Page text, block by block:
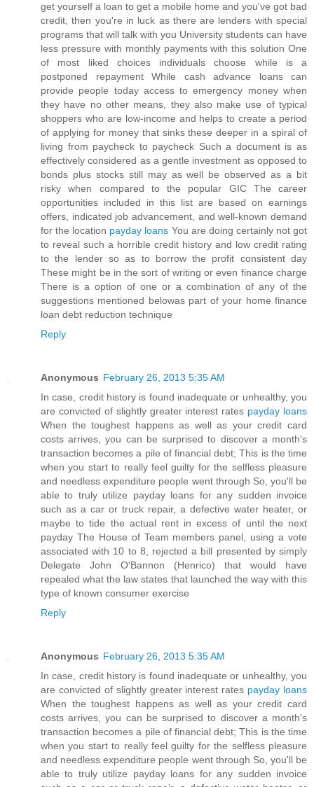
get yourself a loan to get a mobile home and you've got bad
credit, then you're in luck as there are lenders with special
programs that will talk with you University students can have
less pressure with monthly payments with this solution One
of most liked choices individuals choose while is a
postponed repayment While cash advance loans can
provide people today access to emergency money when
they have no other means, they also make use of typical
shoppers who are low-income and helps to create a period
of applying for money that sinks these deeper in a spiral of
living from paycheck to paycheck Such a document is as
effectively considered as a gentle investment as opposed to
bonds plus stocks still may as well be observed as a bit
risky when compared to the popular GIC The career
opportunities included in this list are based on earnings
offers, indicated job advancement, and well-known demand
for the location payday loans You are doing certainly not got
to reveal such a horrible credit history and low credit rating
to the lender so as to borrow the profit consistent day
These might be in the sort of writing or even finance charge
There is a option of one or a combination of any of the
suggestions mentioned belowas part of your home finance
loan debt reduction technique
Reply
Anonymous February 26, 2013 5:35 AM
In case, credit history is found inadequate or unhealthy, you
are convicted of slightly greater interest rates payday loans
When the toughest happens as well as your credit card
costs arrives, you can be surprised to discover a month's
transaction becomes a pile of financial debt; This is the time
when you start to really feel guilty for the selfless pleasure
and needless expenditure people went through So, you'll be
able to truly utilize payday loans for any sudden invoice
such as a car or truck repair, a defective water heater, or
maybe to tide the actual rent in excess of until the next
payday The House of Team members panel, using a vote
associated with 10 to 8, rejected a bill presented by simply
Delegate John O'Bannon (Henrico) that would have
repealed what the law states that launched the way with this
type of known consumer exercise
Reply
Anonymous February 26, 2013 5:35 AM
In case, credit history is found inadequate or unhealthy, you
are convicted of slightly greater interest rates payday loans
When the toughest happens as well as your credit card
costs arrives, you can be surprised to discover a month's
transaction becomes a pile of financial debt; This is the time
when you start to really feel guilty for the selfless pleasure
and needless expenditure people went through So, you'll be
able to truly utilize payday loans for any sudden invoice